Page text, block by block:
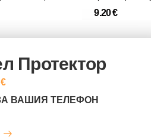
9.20 €
Протектор
ВАШИЯ ТЕЛЕФОН